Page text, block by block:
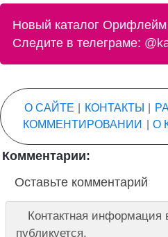
Новый каталог Орифлейм
Следите в телеграме:
О САЙТЕ КОНТАКТЫ
КОММЕНТИРОВАНИИ
О
Комментарии:
Оставьте комментарий
Контактная информация
публикуется.